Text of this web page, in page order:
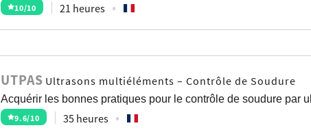
10/10 21 heures
UTPAS Ultrasons multiéléments – Contrôle de Soudure
Acquérir les bonnes pratiques pour le contrôle de soudure par
9.6/10 35 heures